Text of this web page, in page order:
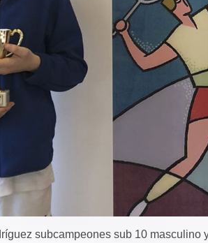
subcampeones sub 10